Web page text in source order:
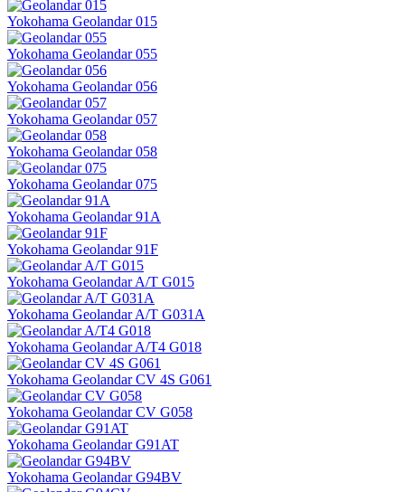
Yokohama Geolandar 015
Yokohama Geolandar 055
Yokohama Geolandar 056
Yokohama Geolandar 057
Yokohama Geolandar 058
Yokohama Geolandar 075
Yokohama Geolandar 91A
Yokohama Geolandar 91F
Yokohama Geolandar A/T G015
Yokohama Geolandar A/T G031A
Yokohama Geolandar A/T4 G018
Yokohama Geolandar CV 4S G061
Yokohama Geolandar CV G058
Yokohama Geolandar G91AT
Yokohama Geolandar G94BV